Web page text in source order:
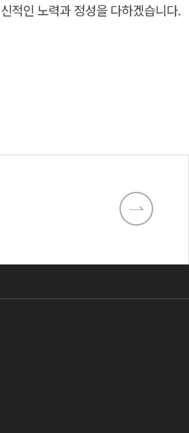
적인 노력과 정성을 다하겠습니다.